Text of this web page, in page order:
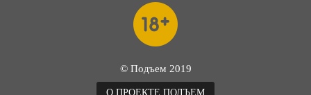
© Подъем 2019
О ПРОЕКТЕ ПОДЪЕМ